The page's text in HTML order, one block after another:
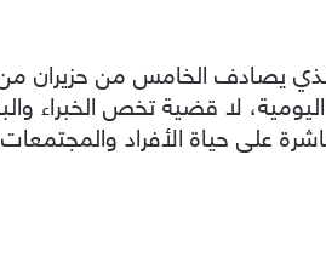
يصادف الخامس من حزيران
لا قضية تخص الخبراء
على حياة الأفراد